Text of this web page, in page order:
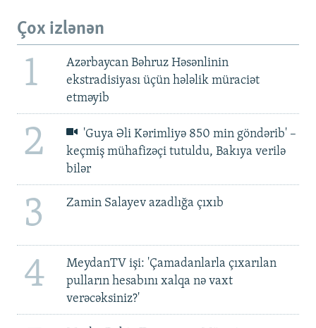
Çox izlənən
1
Azərbaycan Bəhruz Həsənlinin
ekstradisiyası üçün hələlik müraciət
etməyib
2
'Guya Əli Kərimliyə 850 min göndərib' –
keçmiş mühafizəçi tutuldu, Bakıya verilə
bilər
3 Zamin Salayev azadlığa çıxıb
4
MeydanTV işi: 'Çamadanlarla çıxarılan
pulların hesabını xalqa nə vaxt
verəcəksiniz?'